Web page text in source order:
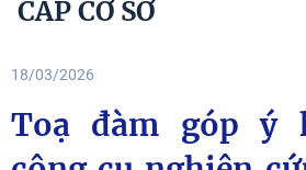
CẤP CƠ SỞ
18/03/2026
Toạ đàm góp ý